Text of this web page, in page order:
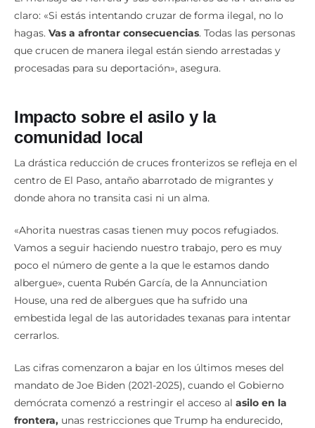
claro: «Si estás intentando cruzar de forma ilegal, no lo
hagas. Vas a afrontar consecuencias. Todas las personas
que crucen de manera ilegal están siendo arrestadas y
procesadas para su deportación», asegura.
Impacto sobre el asilo y la
comunidad local
La drástica reducción de cruces fronterizos se refleja en el
centro de El Paso, antaño abarrotado de migrantes y
donde ahora no transita casi ni un alma.
«Ahorita nuestras casas tienen muy pocos refugiados.
Vamos a seguir haciendo nuestro trabajo, pero es muy
poco el número de gente a la que le estamos dando
albergue», cuenta Rubén García, de la Annunciation
House, una red de albergues que ha sufrido una
embestida legal de las autoridades texanas para intentar
cerrarlos.
Las cifras comenzaron a bajar en los últimos meses del
mandato de Joe Biden (2021-2025), cuando el Gobierno
demócrata comenzó a restringir el acceso al asilo en la
frontera, unas restricciones que Trump ha endurecido,